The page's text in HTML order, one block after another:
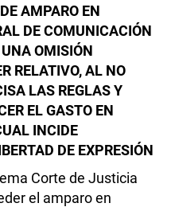
AMPARO EN
DE COMUNICACIÓN
OMISIÓN
RELATIVO, AL NO
LAS REGLAS Y
EL GASTO EN
INCIDE
DE EXPRESIÓN
Corte de Justicia
el amparo en